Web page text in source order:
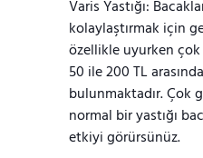
Varis Yastığı:
kolaylaştırmak için
özellikle uyurken çok
50 ile 200 TL
bulunmaktadır. Çok
normal bir yastığı
etkiyi görürsünüz.